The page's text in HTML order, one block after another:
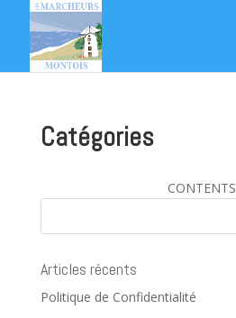
Catégories
CONTENTS
Articles récents
Politique de Confidentialité